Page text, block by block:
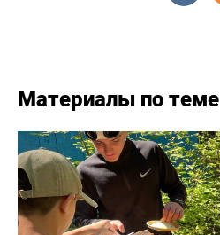
Материалы по теме